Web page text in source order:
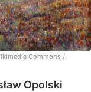
Commons /
Opolski